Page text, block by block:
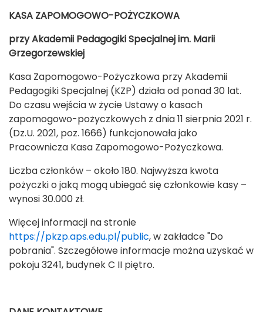
KASA ZAPOMOGOWO-POŻYCZKOWA
przy Akademii Pedagogiki Specjalnej im. Marii
Grzegorzewskiej
Kasa Zapomogowo-Pożyczkowa przy Akademii
Pedagogiki Specjalnej (KZP) działa od ponad 30 lat.
Do czasu wejścia w życie Ustawy o kasach
zapomogowo-pożyczkowych z dnia 11 sierpnia 2021 r.
(Dz.U. 2021, poz. 1666) funkcjonowała jako
Pracownicza Kasa Zapomogowo-Pożyczkowa.
Liczba członków – około 180. Najwyższa kwota
pożyczki o jaką mogą ubiegać się członkowie kasy –
wynosi 30.000 zł.
Więcej informacji na stronie
https://pkzp.aps.edu.pl/public, w zakładce "Do
pobrania". Szczegółowe informacje można uzyskać w
pokoju 3241, budynek C II piętro.